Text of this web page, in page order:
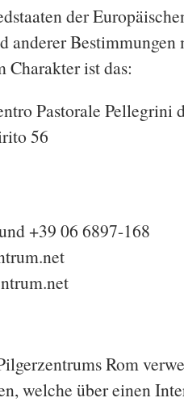
der
anderer Bestimmungen
Charakter ist das:
Pastorale Pellegrini
56
+39 06 6897-168
Rom
welche über einen